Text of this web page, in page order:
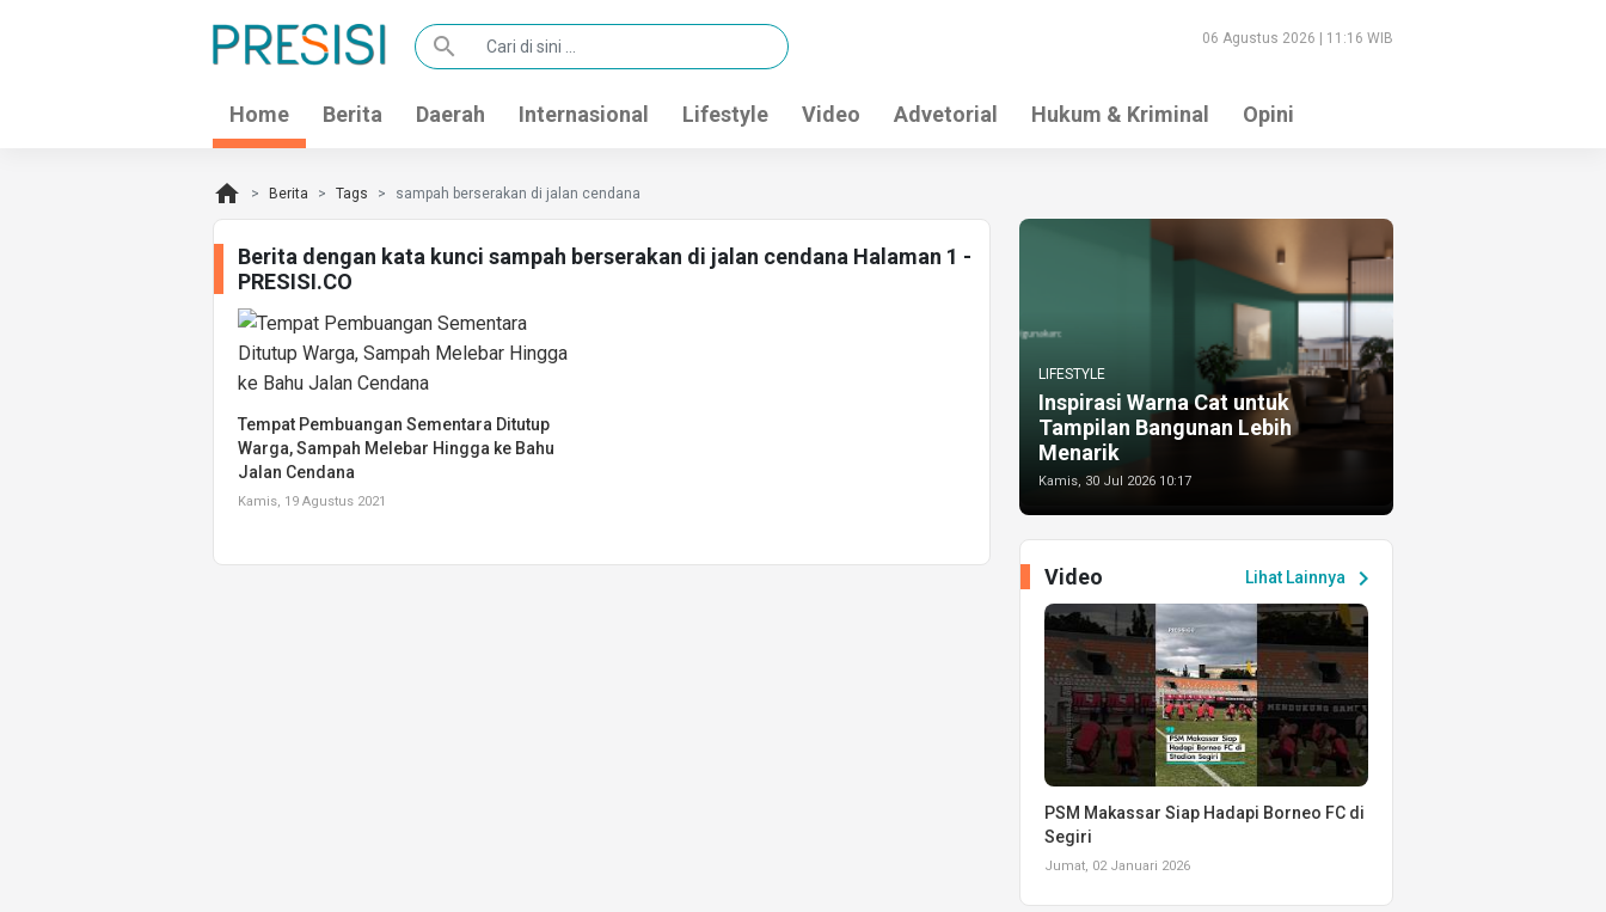
search 06 Agustus 2026 | 11:16 WIB
Home Berita Daerah Internasional Lifestyle Video Advetorial Hukum & Kriminal Opini
home Berita Tags sampah berserakan di jalan cendana
Berita dengan kata kunci sampah berserakan di jalan cendana Halaman 1 -
PRESISI.CO
Tempat Pembuangan Sementara Ditutup
Warga, Sampah Melebar Hingga ke Bahu
Jalan Cendana
Kamis, 19 Agustus 2021
LIFESTYLE
Inspirasi Warna Cat untuk
Tampilan Bangunan Lebih
Menarik
Kamis, 30 Jul 2026 10:17
Lihat Lainnya chevron_right
Video
PSM Makassar Siap Hadapi Borneo FC di
Segiri
Jumat, 02 Januari 2026